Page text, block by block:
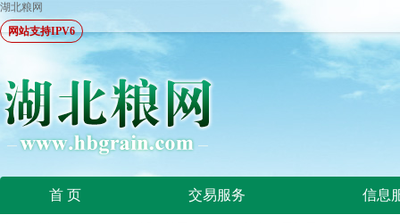
湖北粮网
网站支持IPV6
首 页 交易服务 信息